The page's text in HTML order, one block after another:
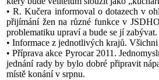
• R. Kučera informoval o dotazech v
přijímání žen na různé funkce v
problematiku upraví a bude se jí zabývat.
• Informace z jednotlivých krajů.
• Příprava akce Pyrocar 2011.
jednání rady by bylo dobré připravit
místě konání v srpnu.